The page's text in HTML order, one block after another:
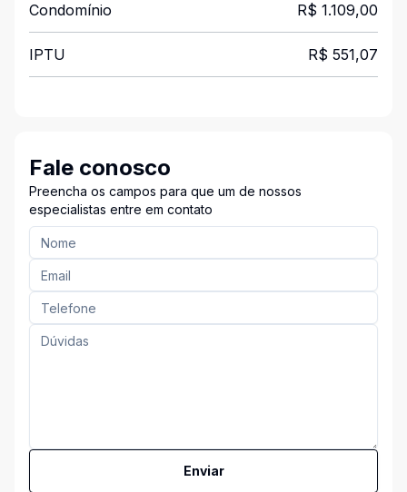
Condomínio R$ 1.109,00
IPTU R$ 551,07
Fale conosco
Preencha os campos para que um de nossos
especialistas entre em contato
Enviar